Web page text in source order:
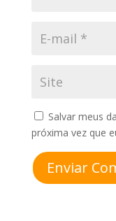
Salvar meus
próxima vez que
Enviar